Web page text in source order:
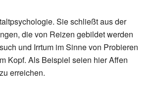
Sie schließt aus der
die von Reizen gebildet werden
und Irrtum im Sinne von Probieren
Kopf. Als Beispiel seien hier Affen
erreichen.